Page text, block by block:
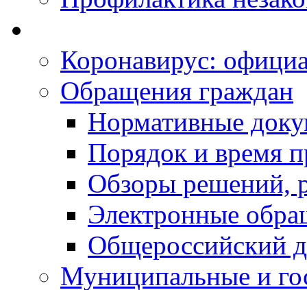
Коронавирус:
Обращения граждан
Нормативные
Порядок и время
Обзоры решений,
Электронные
Общероссийский
Муниципальные и